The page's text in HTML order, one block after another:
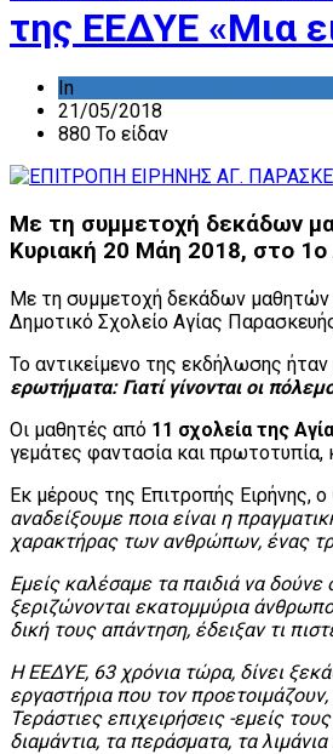
της ΕΕΔΥΕ «Μια
In
21/05/2018
880 Το είδαν
Με τη συμμετοχή δεκάδων
Κυριακή 20 Μάη 2018, στο 1ο
Με τη συμμετοχή δεκάδων μαθητών
Δημοτικό Σχολείο Αγίας
Το αντικείμενο της εκδήλωσης
ερωτήματα: Γιατί γίνονται οι
Οι μαθητές από 11 σχολεία της Αγία
γεμάτες φαντασία και πρωτοτυπία,
Εκ μέρους της Επιτροπής Ειρήνης, ο
αναδείξουμε ποια είναι η
χαρακτήρας των ανθρώπων, ένας
Εμείς καλέσαμε τα παιδιά να δούνε
ξεριζώνονται εκατομμύρια
δική τους απάντηση, έδειξαν τι
Η ΕΕΔΥΕ, 63 χρόνια τώρα, δίνει
εργαστήρια που τον
Τεράστιες επιχειρήσεις -εμείς
διαμάντια, τα περάσματα, τα